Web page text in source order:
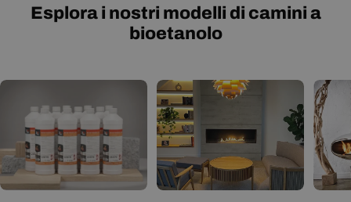
Esplora i nostri modelli di camini a
bioetanolo